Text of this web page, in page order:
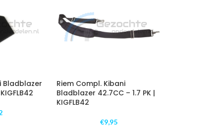
Bladblazer
Riem Compl. Kibani
Bladblazer 42.7CC – 1.7 PK |
KIGFLB42
€9,95